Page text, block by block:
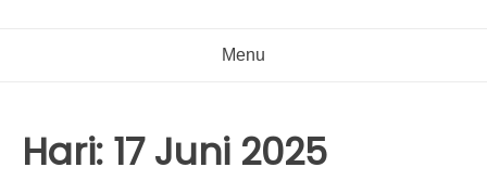
Menu
Hari: 17 Juni 2025